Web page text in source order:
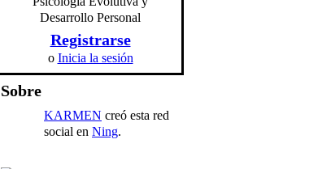
Desarrollo Personal
Registrarse
o Inicia la sesión
Sobre
KARMEN creó esta red
social en Ning.